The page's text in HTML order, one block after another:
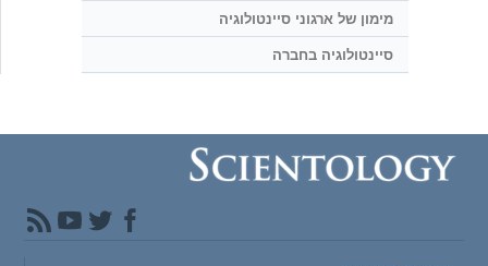
מימון של ארגוני סיינטולוגיה
סיינטולוגיה בחברה